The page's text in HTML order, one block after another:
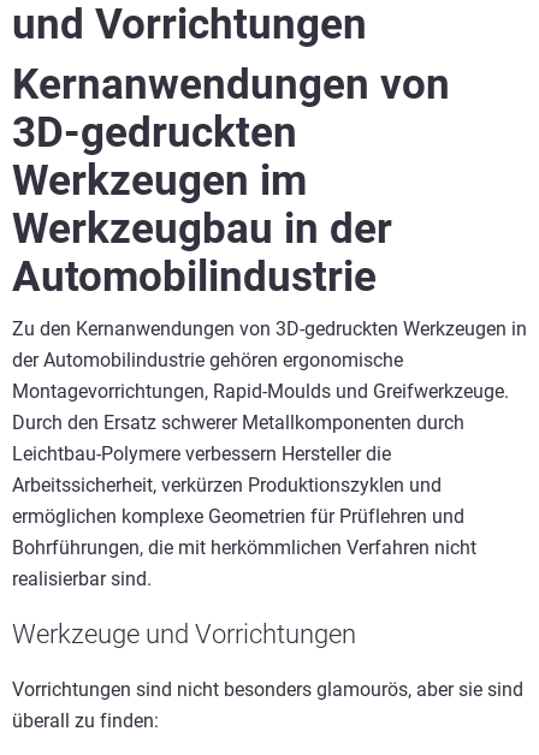
und Vorrichtungen
Kernanwendungen von
3D-gedruckten
Werkzeugen im
Werkzeugbau in der
Automobilindustrie
Zu den Kernanwendungen von 3D-gedruckten Werkzeugen in
der Automobilindustrie gehören ergonomische
Montagevorrichtungen, Rapid-Moulds und Greifwerkzeuge.
Durch den Ersatz schwerer Metallkomponenten durch
Leichtbau-Polymere verbessern Hersteller die
Arbeitssicherheit, verkürzen Produktionszyklen und
ermöglichen komplexe Geometrien für Prüflehren und
Bohrführungen, die mit herkömmlichen Verfahren nicht
realisierbar sind.
Werkzeuge und Vorrichtungen
Vorrichtungen sind nicht besonders glamourös, aber sie sind
überall zu finden: